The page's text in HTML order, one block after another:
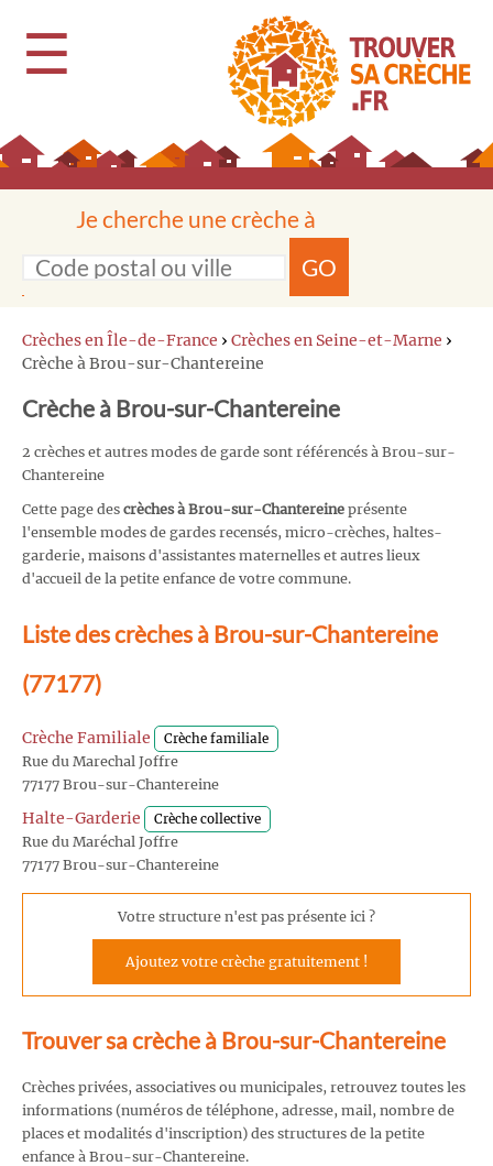
☰
Je cherche une crèche à
GO
Crèches en Île-de-France › Crèches en Seine-et-Marne ›
Crèche à Brou-sur-Chantereine
Crèche à Brou-sur-Chantereine
2 crèches et autres modes de garde sont référencés à Brou-sur-
Chantereine
Cette page des crèches à Brou-sur-Chantereine présente
l'ensemble modes de gardes recensés, micro-crèches, haltes-
garderie, maisons d'assistantes maternelles et autres lieux
d'accueil de la petite enfance de votre commune.
Liste des crèches à Brou-sur-Chantereine
(77177)
Crèche Familiale Crèche familiale
Rue du Marechal Joffre
77177 Brou-sur-Chantereine
Halte-Garderie Crèche collective
Rue du Maréchal Joffre
77177 Brou-sur-Chantereine
Votre structure n'est pas présente ici ?
Ajoutez votre crèche gratuitement !
Trouver sa crèche à Brou-sur-Chantereine
Crèches privées, associatives ou municipales, retrouvez toutes les
informations (numéros de téléphone, adresse, mail, nombre de
places et modalités d'inscription) des structures de la petite
enfance à Brou-sur-Chantereine.